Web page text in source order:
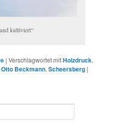
kultiviert“
|Verschlagwortet mitHolzdruck,
Otto Beckmann,Scheersberg |